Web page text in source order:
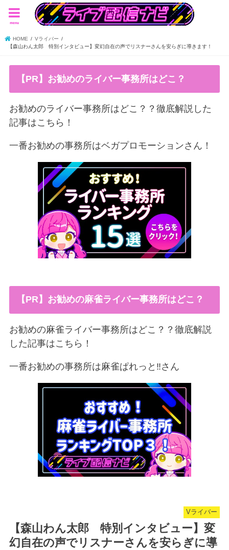
menu
HOME
Vライバー
【森山わん太郎 特別インタビュー】変幻自在の声でリスナーさんを安らぎに導きます！
【PR】お勧めのライバー事務所はどこ？
お勧めのライバー事務所はどこ？？徹底解説した
記事はこちら！
一番お勧めの事務所はベガプロモーションさん！
【PR】お勧めの麻雀ライバー事務所はどこ？
お勧めの麻雀ライバー事務所はどこ？？徹底解説
した記事はこちら！
一番お勧めの事務所は麻雀ぱれっと‼︎さん
Vライバー
【森山わん太郎 特別インタビュー】変
幻自在の声でリスナーさんを安らぎに導